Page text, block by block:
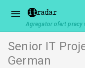
Agregator ofert pracy
Senior IT
German